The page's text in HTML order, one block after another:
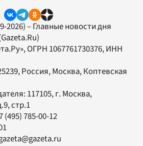
2026) – Главные новости дня
, ОГРН 1067761730376, ИНН
Россия, Москва, Коптевская
117105, г. Москва,
стр.1
(495) 785-00-12